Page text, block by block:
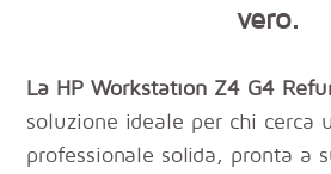
vero.
La HP Workstation Z4 G4
soluzione ideale per chi cerca
professionale solida, pronta a